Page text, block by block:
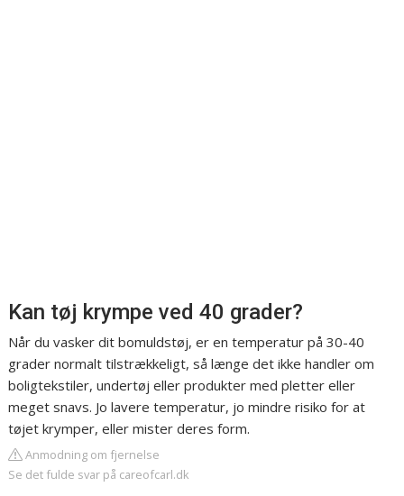
Kan tøj krympe ved 40 grader?
Når du vasker dit bomuldstøj, er en temperatur på 30-40
grader normalt tilstrækkeligt, så længe det ikke handler om
boligtekstiler, undertøj eller produkter med pletter eller
meget snavs. Jo lavere temperatur, jo mindre risiko for at
tøjet krymper, eller mister deres form.
Anmodning om fjernelse
Se det fulde svar på careofcarl.dk